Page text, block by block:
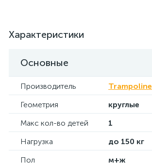
Характеристики
Основные
Производитель
Trampoline
Геометрия
круглые
Макс кол-во детей
1
Нагрузка
до 150 кг
Пол
м+ж